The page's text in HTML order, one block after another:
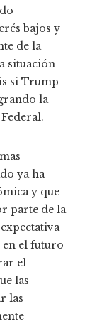
bajos y
de la
situación
si Trump
la
ya ha
y que
parte de la
en el futuro
el
las
las